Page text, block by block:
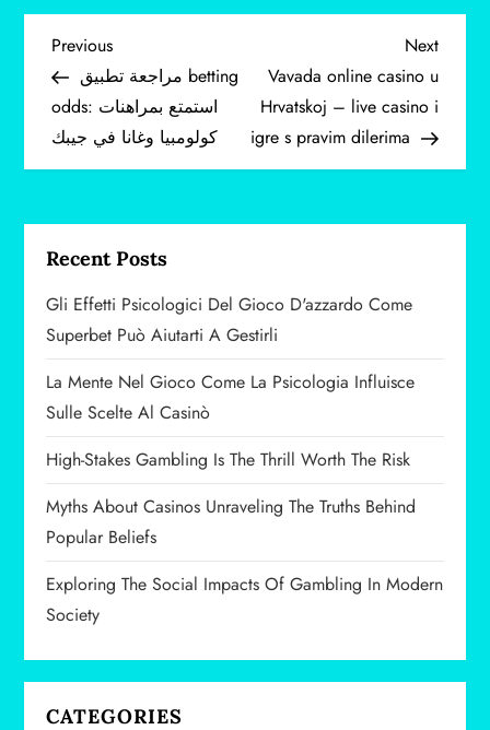
P
o
s
n
a
v
i
g
a
t
i
o
n
Previous
Post
Previous
مراجعة تطبيق betting
odds: استمتع بمراهنات
كولومبيا وغانا في جيبك
Next
Post
Next
Vavada online casino u
Hrvatskoj – live casino i
igre s pravim dilerima
Recent Posts
Gli Effetti Psicologici Del Gioco D'azzardo Come
Superbet Può Aiutarti A Gestirli
La Mente Nel Gioco Come La Psicologia Influisce
Sulle Scelte Al Casinò
High-Stakes Gambling Is The Thrill Worth The Risk
Myths About Casinos Unraveling The Truths Behind
Popular Beliefs
Exploring The Social Impacts Of Gambling In Modern
Society
CATEGORIES